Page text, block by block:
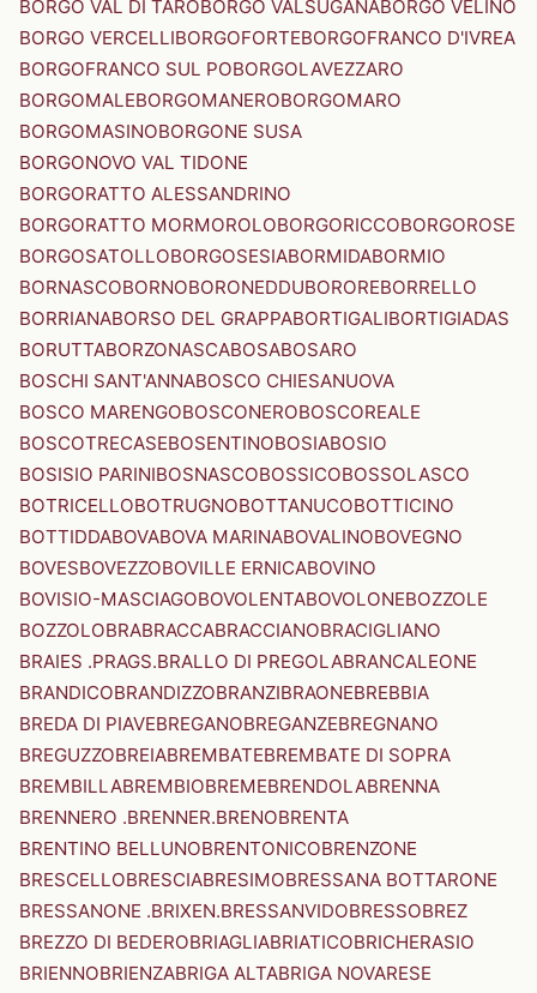
BORGO VAL DI TAROBORGO VALSUGANABORGO VELINO
BORGO VERCELLIBORGOFORTEBORGOFRANCO D'IVREA
BORGOFRANCO SUL POBORGOLAVEZZARO
BORGOMALEBORGOMANEROBORGOMARO
BORGOMASINOBORGONE SUSA
BORGONOVO VAL TIDONE
BORGORATTO ALESSANDRINO
BORGORATTO MORMOROLOBORGORICCOBORGOROSE
BORGOSATOLLOBORGOSESIABORMIDABORMIO
BORNASCOBORNOBORONEDDUBOROREBORRELLO
BORRIANABORSO DEL GRAPPABORTIGALIBORTIGIADAS
BORUTTABORZONASCABOSABOSARO
BOSCHI SANT'ANNABOSCO CHIESANUOVA
BOSCO MARENGOBOSCONEROBOSCOREALE
BOSCOTRECASEBOSENTINOBOSIABOSIO
BOSISIO PARINIBOSNASCOBOSSICOBOSSOLASCO
BOTRICELLOBOTRUGNOBOTTANUCOBOTTICINO
BOTTIDDABOVABOVA MARINABOVALINOBOVEGNO
BOVESBOVEZZOBOVILLE ERNICABOVINO
BOVISIO-MASCIAGOBOVOLENTABOVOLONEBOZZOLE
BOZZOLOBRABRACCABRACCIANOBRACIGLIANO
BRAIES .PRAGS.BRALLO DI PREGOLABRANCALEONE
BRANDICOBRANDIZZOBRANZIBRAONEBREBBIA
BREDA DI PIAVEBREGANOBREGANZEBREGNANO
BREGUZZOBREIABREMBATEBREMBATE DI SOPRA
BREMBILLABREMBIOBREMEBRENDOLABRENNA
BRENNERO .BRENNER.BRENOBRENTA
BRENTINO BELLUNOBRENTONICOBRENZONE
BRESCELLOBRESCIABRESIMOBRESSANA BOTTARONE
BRESSANONE .BRIXEN.BRESSANVIDOBRESSOBREZ
BREZZO DI BEDEROBRIAGLIABRIATICOBRICHERASIO
BRIENNOBRIENZABRIGA ALTABRIGA NOVARESE